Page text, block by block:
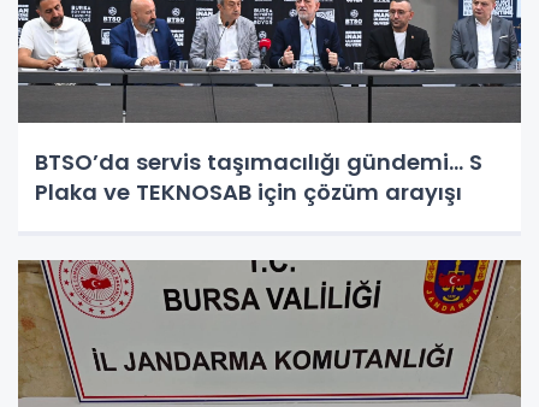
BTSO’da servis taşımacılığı gündemi... S
Plaka ve TEKNOSAB için çözüm arayışı